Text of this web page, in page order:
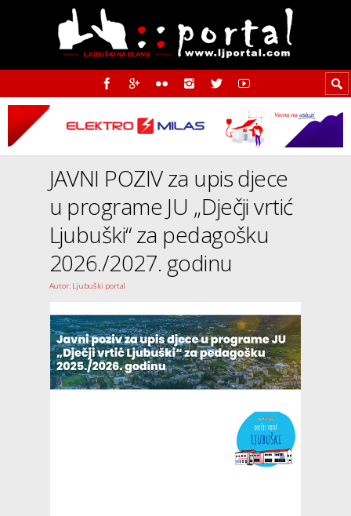
JAVNI POZIV za upis djece
u programe JU „Dječji vrtić
Ljubuški“ za pedagošku
2026./2027. godinu
Autor: Ljubuški portal